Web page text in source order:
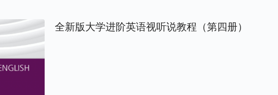
全新版大学进阶英语视听说教程（第四册）